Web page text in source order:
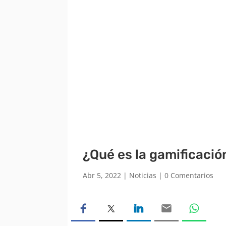
¿Qué es la
Abr 5, 2022 | Noticias |0 Comentarios